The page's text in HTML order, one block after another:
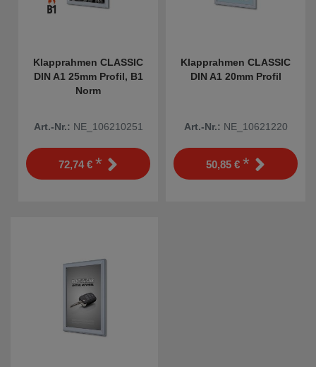
Klapprahmen CLASSIC
DIN A1 25mm Profil, B1
Norm
Art.-Nr.: NE_106210251
72,74 € *
Klapprahmen CLASSIC
DIN A1 20mm Profil
Art.-Nr.: NE_10621220
50,85 € *